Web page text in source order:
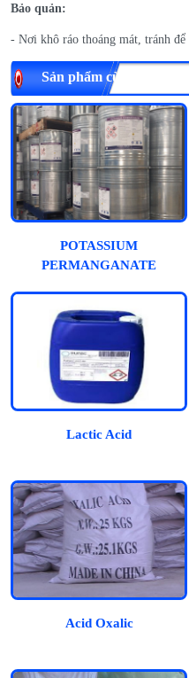
Bảo quản:
- Nơi khô ráo thoáng mát, tránh
Sản phẩm cùng loại
POTASSIUM
PERMANGANATE
Lactic Acid
Acid Oxalic